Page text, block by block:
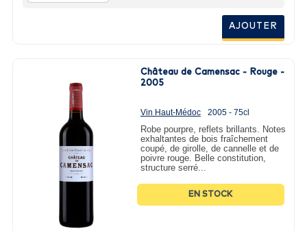
AJOUTER
Château de Camensac - Rouge -
2005
Vin Haut-Médoc 2005 - 75cl
Robe pourpre, reflets brillants. Notes
exhaltantes de bois fraîchement
coupé, de girolle, de cannelle et de
poivre rouge. Belle constitution,
structure serré...
EN STOCK